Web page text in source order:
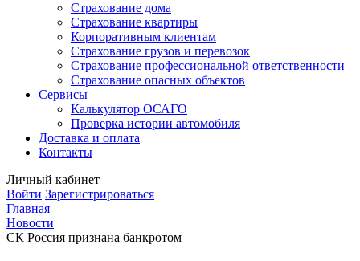
Страхование дома
Страхование квартиры
Корпоративным клиентам
Страхование грузов и перевозок
Страхование профессиональной ответственности
Страхование опасных объектов
Сервисы
Калькулятор ОСАГО
Проверка истории автомобиля
Доставка и оплата
Контакты
Личный кабинет
Войти Зарегистрироваться
Главная
Новости
СК Россия признана банкротом